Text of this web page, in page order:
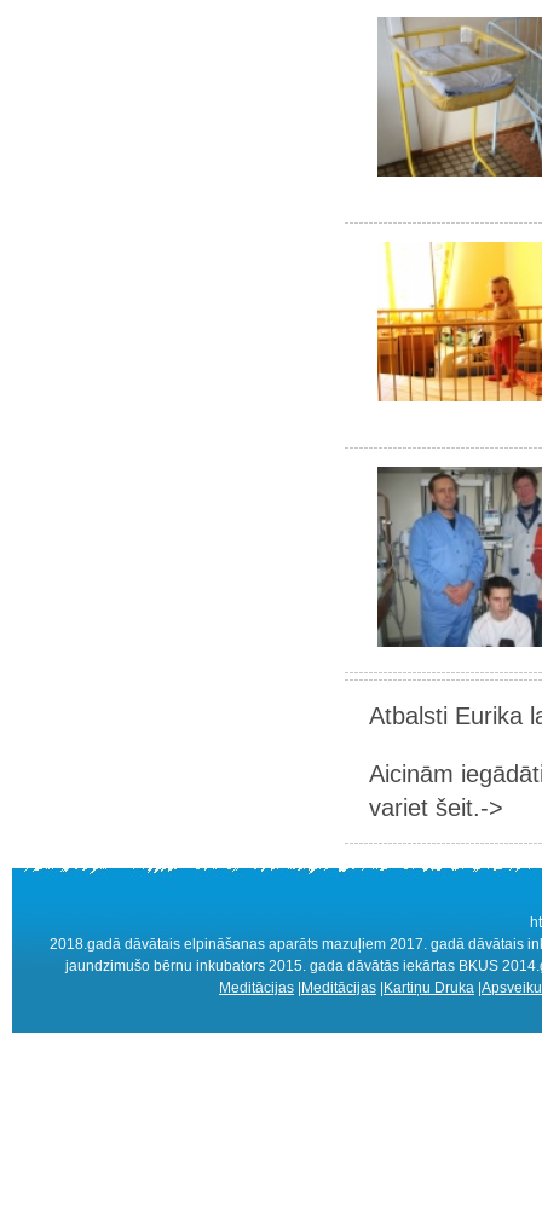
Atbalsti Eurika
Aicinām
variet šeit.->
2018.gadā dāvātais elpināšanas aparāts mazuļiem 2017. gadā dāvātais
jaundzimušo bērnu inkubators 2015. gada dāvātās iekārtas BKUS
Meditācijas |Meditācijas |Kartiņu Druka |